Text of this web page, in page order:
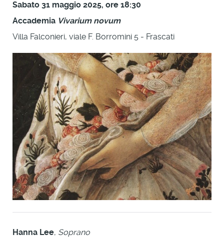
Sabato 31 maggio 2025, ore 18:30
Accademia Vivarium novum
Villa Falconieri, viale F. Borromini 5 - Frascati
Hanna Lee, Soprano